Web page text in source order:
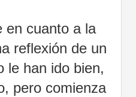
en cuanto a la
reflexión de un
le han ido bien,
pero comienza